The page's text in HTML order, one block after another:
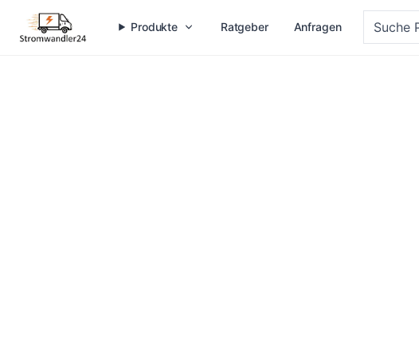
Produkte Ratgeber Anfragen